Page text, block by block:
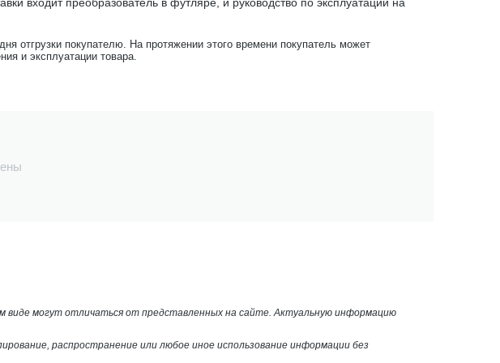
отгрузки покупателю. На протяжении этого времени покупатель может
и эксплуатации товара.
виде могут отличаться от представленных на сайте. Актуальную информацию
распространение или любое иное использование информации без